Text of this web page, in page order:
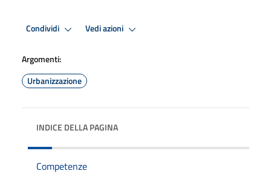
Condividi Vedi azioni
Argomenti:
Urbanizzazione
INDICE DELLA PAGINA
Competenze